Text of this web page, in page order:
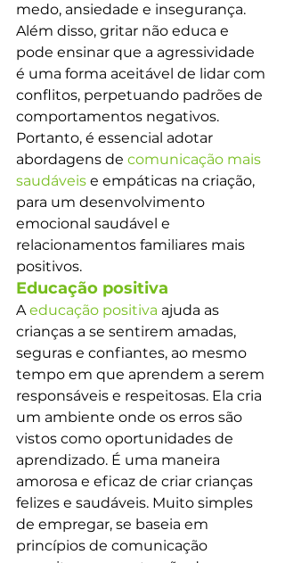
medo, ansiedade e insegurança.
Além disso, gritar não educa e
pode ensinar que a agressividade
é uma forma aceitável de lidar com
conflitos, perpetuando padrões de
comportamentos negativos.
Portanto, é essencial adotar
abordagens de comunicação mais
saudáveis e empáticas na criação,
para um desenvolvimento
emocional saudável e
relacionamentos familiares mais
positivos.
Educação positiva
A educação positiva ajuda as
crianças a se sentirem amadas,
seguras e confiantes, ao mesmo
tempo em que aprendem a serem
responsáveis e respeitosas. Ela cria
um ambiente onde os erros são
vistos como oportunidades de
aprendizado. É uma maneira
amorosa e eficaz de criar crianças
felizes e saudáveis. Muito simples
de empregar, se baseia em
princípios de comunicação